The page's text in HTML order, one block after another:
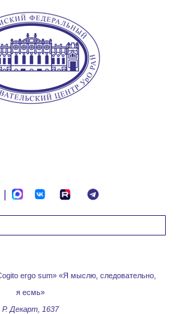
ergo sum» «Я мыслю, следовательно,
я есмь»
Р. Декарт, 1637